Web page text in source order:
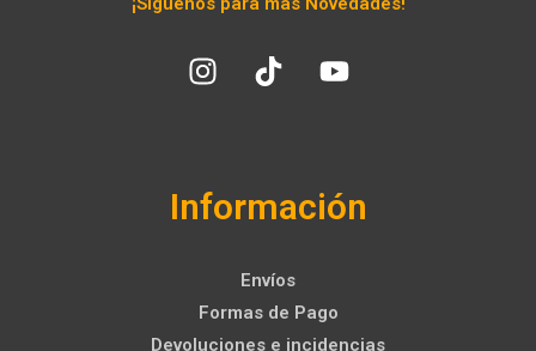
Información
Envíos
Formas de Pago
Devoluciones e incidencias